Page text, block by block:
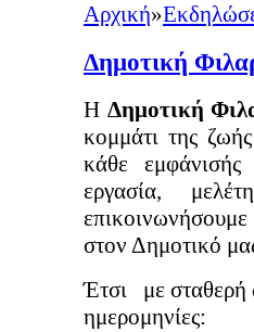
Αρχική»
Δημοτική
Η Δημοτική
κομμάτι της
κάθε
εργασία,
στον Δημοτικό
Έτσι με σταθερή
ημερομηνίες: